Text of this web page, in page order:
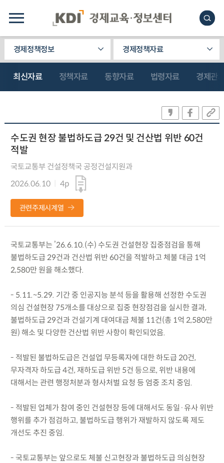
경제정책정보 경제정책자료
최신자료 정책자료 동향자료 법령자료 경제관
수도권 현장 불법하도급 29건 및 건산법 위반 60건
적발
국토교통부 건설정책국 공정건설지원과
2026.06.10
4p
관련주제시계열
국토교통부는 ’26.6.10.(수) 수도권 건설현장 집중점검을 통해
불법하도급 29건과 건산법 위반 60건을 적발하고 체불 대금 1억
2,580만 원을 해소했다.
- 5.11.~5.29. 기간 중 인공지능 분석 등을 활용해 선정한 수도권
의심 건설현장 75개소를 대상으로 집중 현장점검을 실시한 결과,
불법하도급 29건과 건설기계 대여대금 체불 11건(총 1억 2,580만
원) 해소 및 다양한 건산법 위반 사항이 확인되었음.
- 적발된 불법하도급은 건설업 무등록자에 대한 하도급 20건,
무자격자 하도급 4건, 재하도급 위반 5건 등으로, 위반 내용에
대해서는 관련 행정처분과 형사처벌 요청 등 엄중 조치 중임.
- 적발된 업체가 참여 중인 건설현장 등에 대해서도 동일·유사 위반
행위를 추가 점검하고, 불법하도급 행위가 재발하지 않도록 제도
개선도 추진 중임.
- 국토교통부는 앞으로도 체불 신고현장과 불법하도급 의심현장